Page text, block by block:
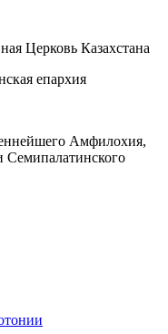
Церковь Казахстана
Амфилохия,
Семипалатинского